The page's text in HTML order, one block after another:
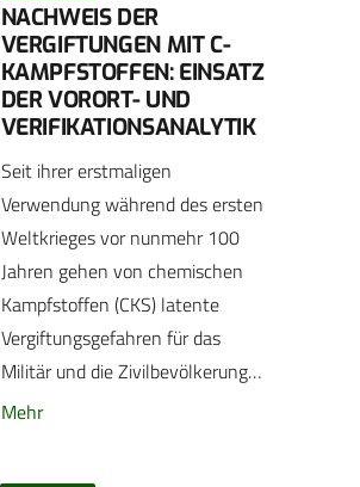
NACHWEIS DER
VERGIFTUNGEN MIT C-
KAMPFSTOFFEN: EINSATZ
DER VORORT- UND
VERIFIKATIONSANALYTIK
Seit ihrer erstmaligen
Verwendung während des ersten
Weltkrieges vor nunmehr 100
Jahren gehen von chemischen
Kampfstoffen (CKS) latente
Vergiftungsgefahren für das
Militär und die Zivilbevölkerung…
Mehr